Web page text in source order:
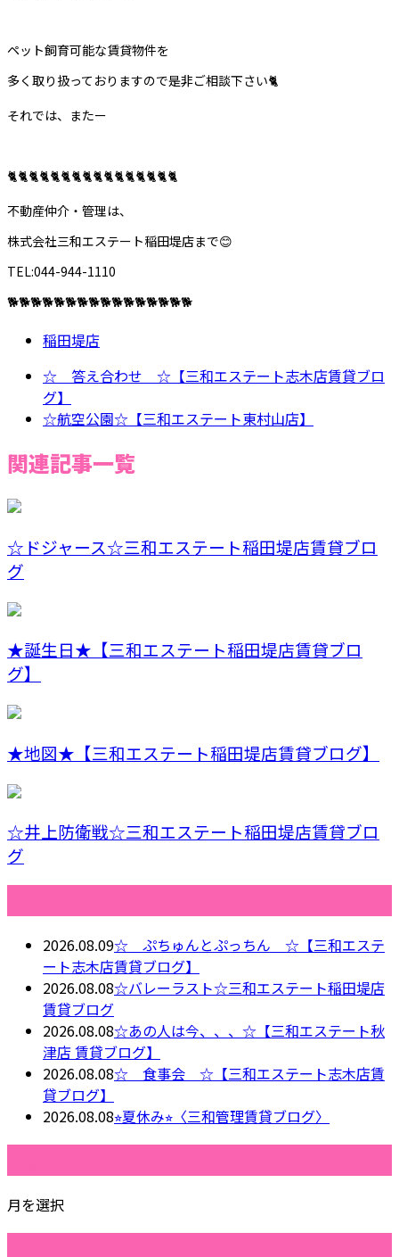
ペット飼育可能な賃貸物件を
多く取り扱っておりますので是非ご相談下さい🐈
それでは、またー
🐈🐈🐈🐈🐈🐈🐈🐈🐈🐈🐈🐈🐈🐈🐈🐈
不動産仲介・管理は、
株式会社三和エステート稲田堤店まで😊
TEL:044-944-1110
🐕🐕🐕🐕🐕🐕🐕🐕🐕🐕🐕🐕🐕🐕🐕🐕
稲田堤店
☆ 答え合わせ ☆【三和エステート志木店賃貸ブロ
グ】
☆航空公園☆【三和エステート東村山店】
関連記事一覧
☆ドジャース☆三和エステート稲田堤店賃貸ブロ
グ
★誕生日★【三和エステート稲田堤店賃貸ブロ
グ】
★地図★【三和エステート稲田堤店賃貸ブログ】
☆井上防衛戦☆三和エステート稲田堤店賃貸ブロ
グ
2026.08.09☆ ぷちゅんとぷっちん ☆【三和エステ
ート志木店賃貸ブログ】
2026.08.08☆バレーラスト☆三和エステート稲田堤店
賃貸ブログ
2026.08.08☆あの人は今、、、☆【三和エステート秋
津店 賃貸ブログ】
2026.08.08☆ 食事会 ☆【三和エステート志木店賃
貸ブログ】
2026.08.08⭐︎夏休み⭐︎〈三和管理賃貸ブログ〉
月を選択